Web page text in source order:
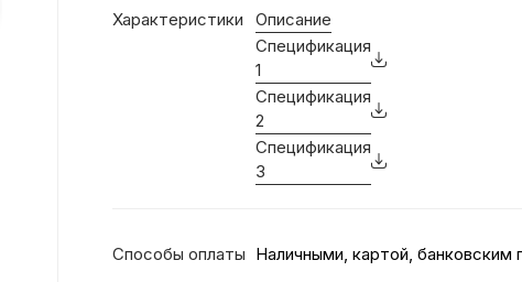
Характеристики
Описание
Спецификация
1
Спецификация
2
Спецификация
3
Способы оплаты Наличными, картой, банковским